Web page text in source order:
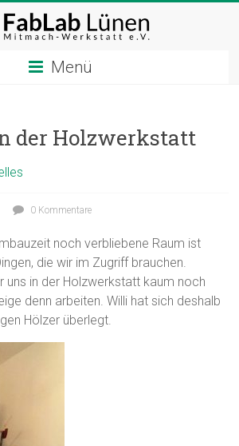
Menü
der Holzwerkstatt
0 Kommentare
noch verbliebene Raum ist
die wir im Zugriff brauchen.
uns in der Holzwerkstatt kaum noch
denn arbeiten. Willi hat sich deshalb
Hölzer überlegt.